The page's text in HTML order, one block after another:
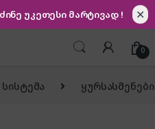
უკეთესი მარტივად ! ✕
0
ყურსასმენები